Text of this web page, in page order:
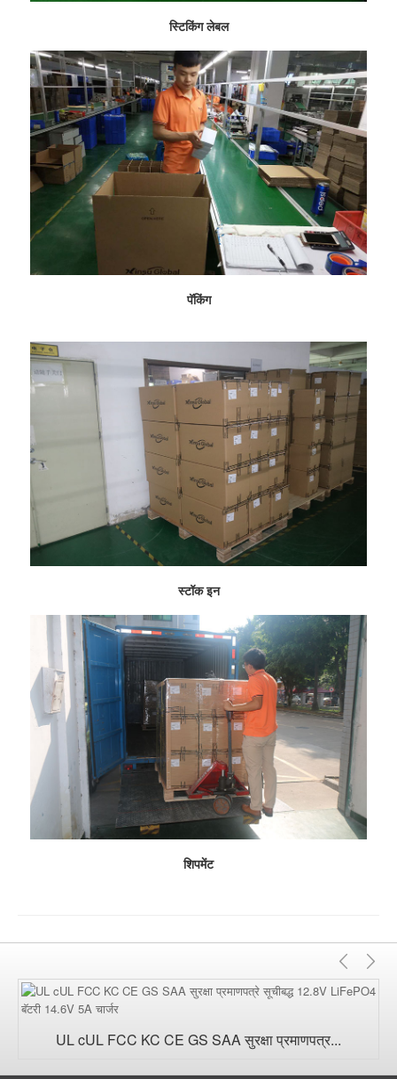
स्टिकिंग लेबल
पॅकिंग
स्टॉक इन
शिपमेंट
मागील
UL cUL FCC KC CE GS SAA सुरक्षा प्रमाणपत्र...